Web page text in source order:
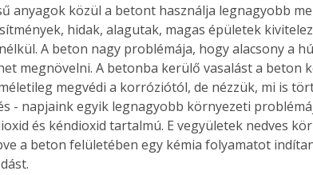
anyagok közül a betont használja legnagyobb
hidak, alagutak, magas épületek
A beton nagy problémája, hogy alacsony a
megnövelni. A betonba kerülő vasalást a beton
megvédi a korróziótól, de nézzük, mi is
- napjaink egyik legnagyobb környezeti
és kéndioxid tartalmú. E vegyületek nedves
a beton felületében egy kémia folyamatot